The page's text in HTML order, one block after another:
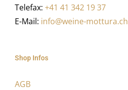
Telefax: +41 41 342 19 37
E-Mail: info@weine-mottura.ch
Shop Infos
AGB